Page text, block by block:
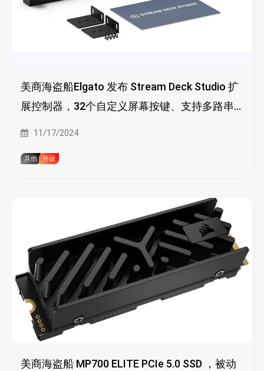
美商海盗船Elgato 发布 Stream Deck Studio 扩
展控制器，32个自定义屏幕按键、支持多路串
11/17/2024
其他 外设
美商海盗船 MP700 ELITE PCIe 5.0 SSD ，被动